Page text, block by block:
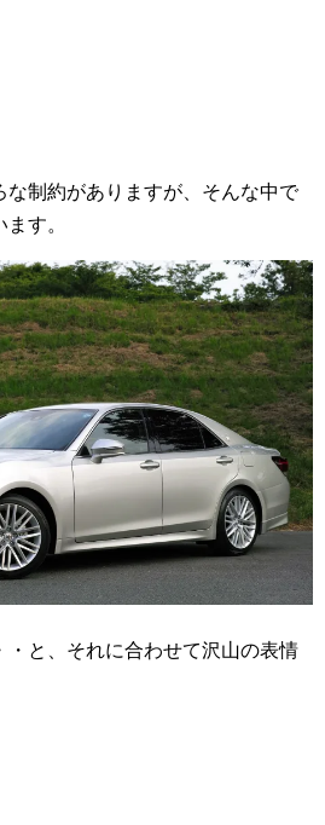
な制約がありますが、そんな中で
す。
・と、それに合わせて沢山の表情